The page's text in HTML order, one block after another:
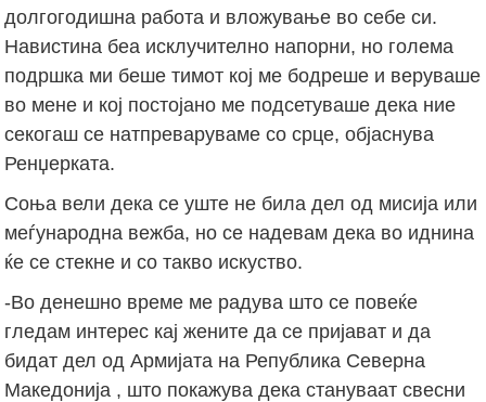
долгогодишна работа и вложување во себе си.
Навистина беа исклучително напорни, но голема
подршка ми беше тимот кој ме бодреше и веруваше
во мене и кој постојано ме подсетуваше дека ние
секогаш се натпреваруваме со срце, објаснува
Ренџерката.
Соња вели дека се уште не била дел од мисија или
меѓународна вежба, но се надевам дека во иднина
ќе се стекне и со такво искуство.
-Во денешно време ме радува што се повеќе
гледам интерес кај жените да се пријават и да
бидат дел од Армијата на Република Северна
Македонија , што покажува дека стануваат свесни